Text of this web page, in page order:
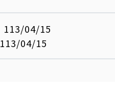
113/04/15
113/04/15